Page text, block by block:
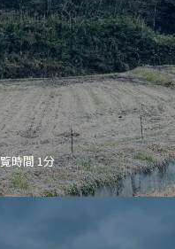
時間 1分